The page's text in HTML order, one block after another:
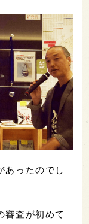
あったのでし
審査が初めて